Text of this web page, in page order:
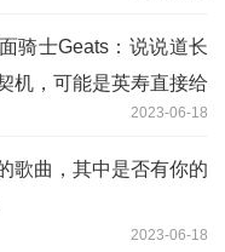
骑士Geats：说说道长
机，可能是英寿直接给
2023-06-18
歌曲，其中是否有你的
2023-06-18